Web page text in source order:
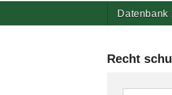
Datenbank
Recht